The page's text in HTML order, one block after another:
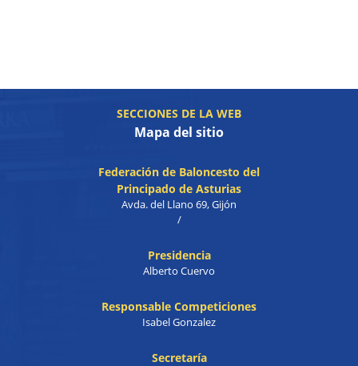
SECCIONES DE LA WEB
Mapa del sitio
Federación de Baloncesto del
Principado de Asturias
Avda. del Llano 69, Gijón
/
Presidencia
Alberto Cuervo
Responsable Competiciones
Isabel Gonzalez
Secretaría